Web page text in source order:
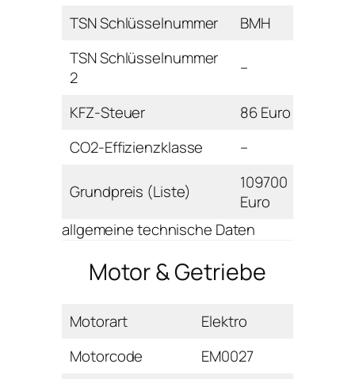
TSN Schlüsselnummer
BMH
TSN Schlüsselnummer
2
–
KFZ-Steuer
86 Euro
CO2-Effizienzklasse
–
Grundpreis (Liste)
109700
Euro
allgemeine technische Daten
Motor & Getriebe
Motorart
Elektro
Motorcode
EM0027